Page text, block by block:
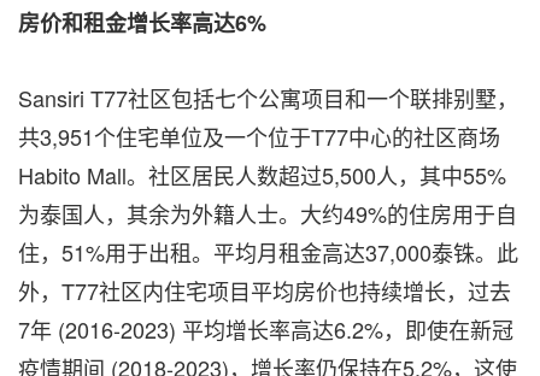
房价和租金增长率高达6%
Sansiri T77社区包括七个公寓项目和一个联排别墅，
共3,951个住宅单位及一个位于T77中心的社区商场
Habito Mall。社区居民人数超过5,500人，其中55%
为泰国人，其余为外籍人士。大约49%的住房用于自
住，51%用于出租。平均月租金高达37,000泰铢。此
外，T77社区内住宅项目平均房价也持续增长，过去
7年 (2016-2023) 平均增长率高达6.2%，即使在新冠
疫情期间 (2018-2023)，增长率仍保持在5.2%，这使